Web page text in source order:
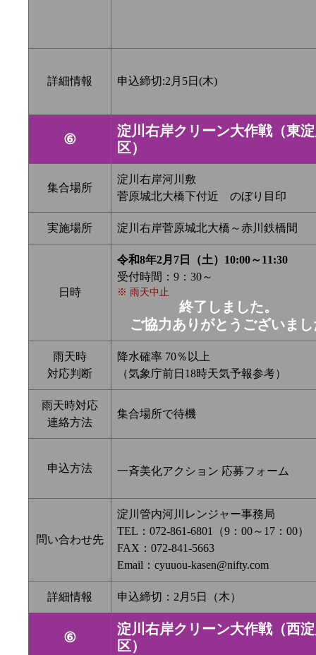
詳細情報 申込締切:2月5日(木)
⑥
淀川右岸クリーン大作戦（東
区）
集合場所
淀川右岸河川敷
菅原城北大橋下付近 のぼり目印
実施場所 淀川右岸菅原城北大橋～赤川鉄橋間
日時
令和8年2月7日（土）10:00～11:30
受付時間：9：30～
※ 雨天中止
終了しました。
ご協力ありがとうございま
雨天時
対応判断
降水確率 70％以上
（気象庁前日18時天気予報参考）
雨天時対応
連絡方法
集合場所で待機
申込方法 一斉美化アクション 応募フォーム
問い合わせ先
淀川管内河川レンジャー事務局
TEL：072-861-6801（9：00～17：00）
FAX：072-841-5663
Email：cyuuou-kasen@nifty.com
詳細情報 申込締切：2月5日（木）
⑥
淀川右岸クリーン大作戦（西
区）